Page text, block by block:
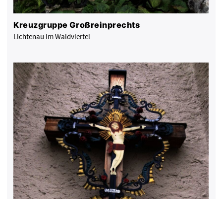
Kreuzgruppe Großreinprechts
Lichtenau im Waldviertel